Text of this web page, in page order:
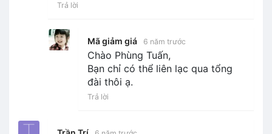
Trả lời
Mã giảm giá 6 năm trước
Chào Phùng Tuấn,
Bạn chỉ có thể liên lạc qua tổng
đài thôi ạ.
Trả lời